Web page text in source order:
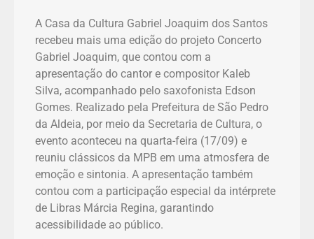
A Casa da Cultura Gabriel Joaquim dos Santos
recebeu mais uma edição do projeto Concerto
Gabriel Joaquim, que contou com a
apresentação do cantor e compositor Kaleb
Silva, acompanhado pelo saxofonista Edson
Gomes. Realizado pela Prefeitura de São Pedro
da Aldeia, por meio da Secretaria de Cultura, o
evento aconteceu na quarta-feira (17/09) e
reuniu clássicos da MPB em uma atmosfera de
emoção e sintonia. A apresentação também
contou com a participação especial da intérprete
de Libras Márcia Regina, garantindo
acessibilidade ao público.